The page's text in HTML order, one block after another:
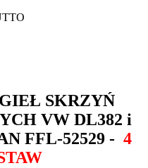
SKRZYŃ
VW DL382 i
FFL-52529 - 4